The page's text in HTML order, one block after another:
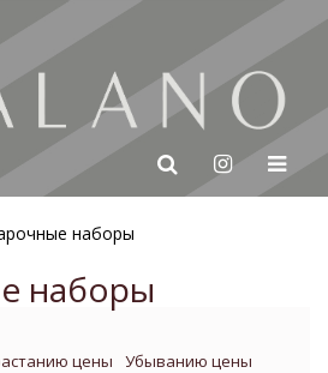
наборы
наборы
цены Убыванию цены